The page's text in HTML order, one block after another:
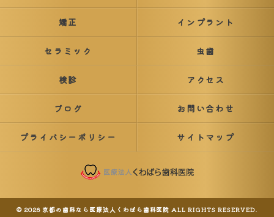
矯正 インプラント
セラミック 虫歯
検診 アクセス
ブログ お問い合わせ
プライバシーポリシー サイトマップ
© 2026 京都の歯科なら医療法人くわばら歯科医院 ALL RIGHTS RESERVED.